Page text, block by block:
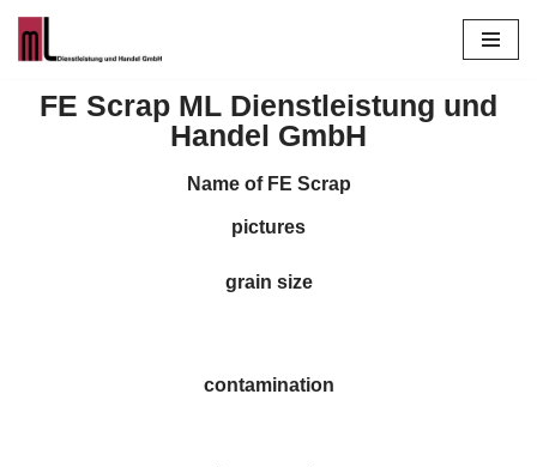
Zum
Inhalt
springen
FE Scrap ML Dienstleistung und
Handel GmbH
Name of FE Scrap
pictures
grain size
contamination